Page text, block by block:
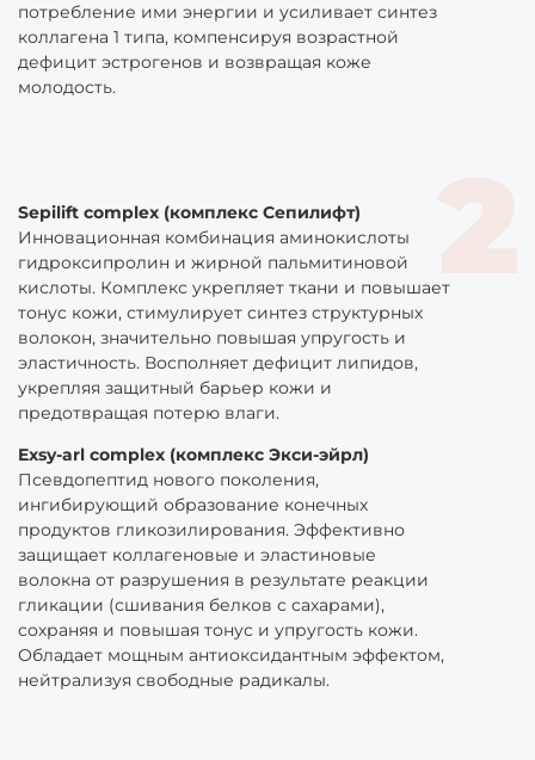
потребление ими энергии и усиливает синтез
коллагена 1 типа, компенсируя возрастной
дефицит эстрогенов и возвращая коже
молодость.
Sepilift complex (комплекс Сепилифт)
Инновационная комбинация аминокислоты
гидроксипролин и жирной пальмитиновой
кислоты. Комплекс укрепляет ткани и повышает
тонус кожи, стимулирует синтез структурных
волокон, значительно повышая упругость и
эластичность. Восполняет дефицит липидов,
укрепляя защитный барьер кожи и
предотвращая потерю влаги.
Exsy-arl complex (комплекс Экси-эйрл)
Псевдопептид нового поколения,
ингибирующий образование конечных
продуктов гликозилирования. Эффективно
защищает коллагеновые и эластиновые
волокна от разрушения в результате реакции
гликации (сшивания белков с сахарами),
сохраняя и повышая тонус и упругость кожи.
Обладает мощным антиоксидантным эффектом,
нейтрализуя свободные радикалы.